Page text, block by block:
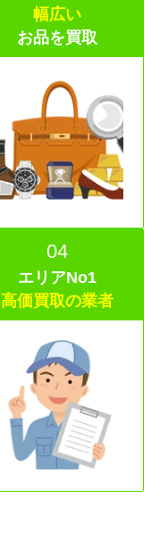
幅広い
お品を買取
04
エリアNo1
高価買取の業者